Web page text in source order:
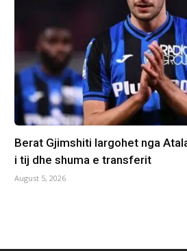
Berat Gjimshiti largohet nga
i tij dhe shuma e transferit
August 5, 2026